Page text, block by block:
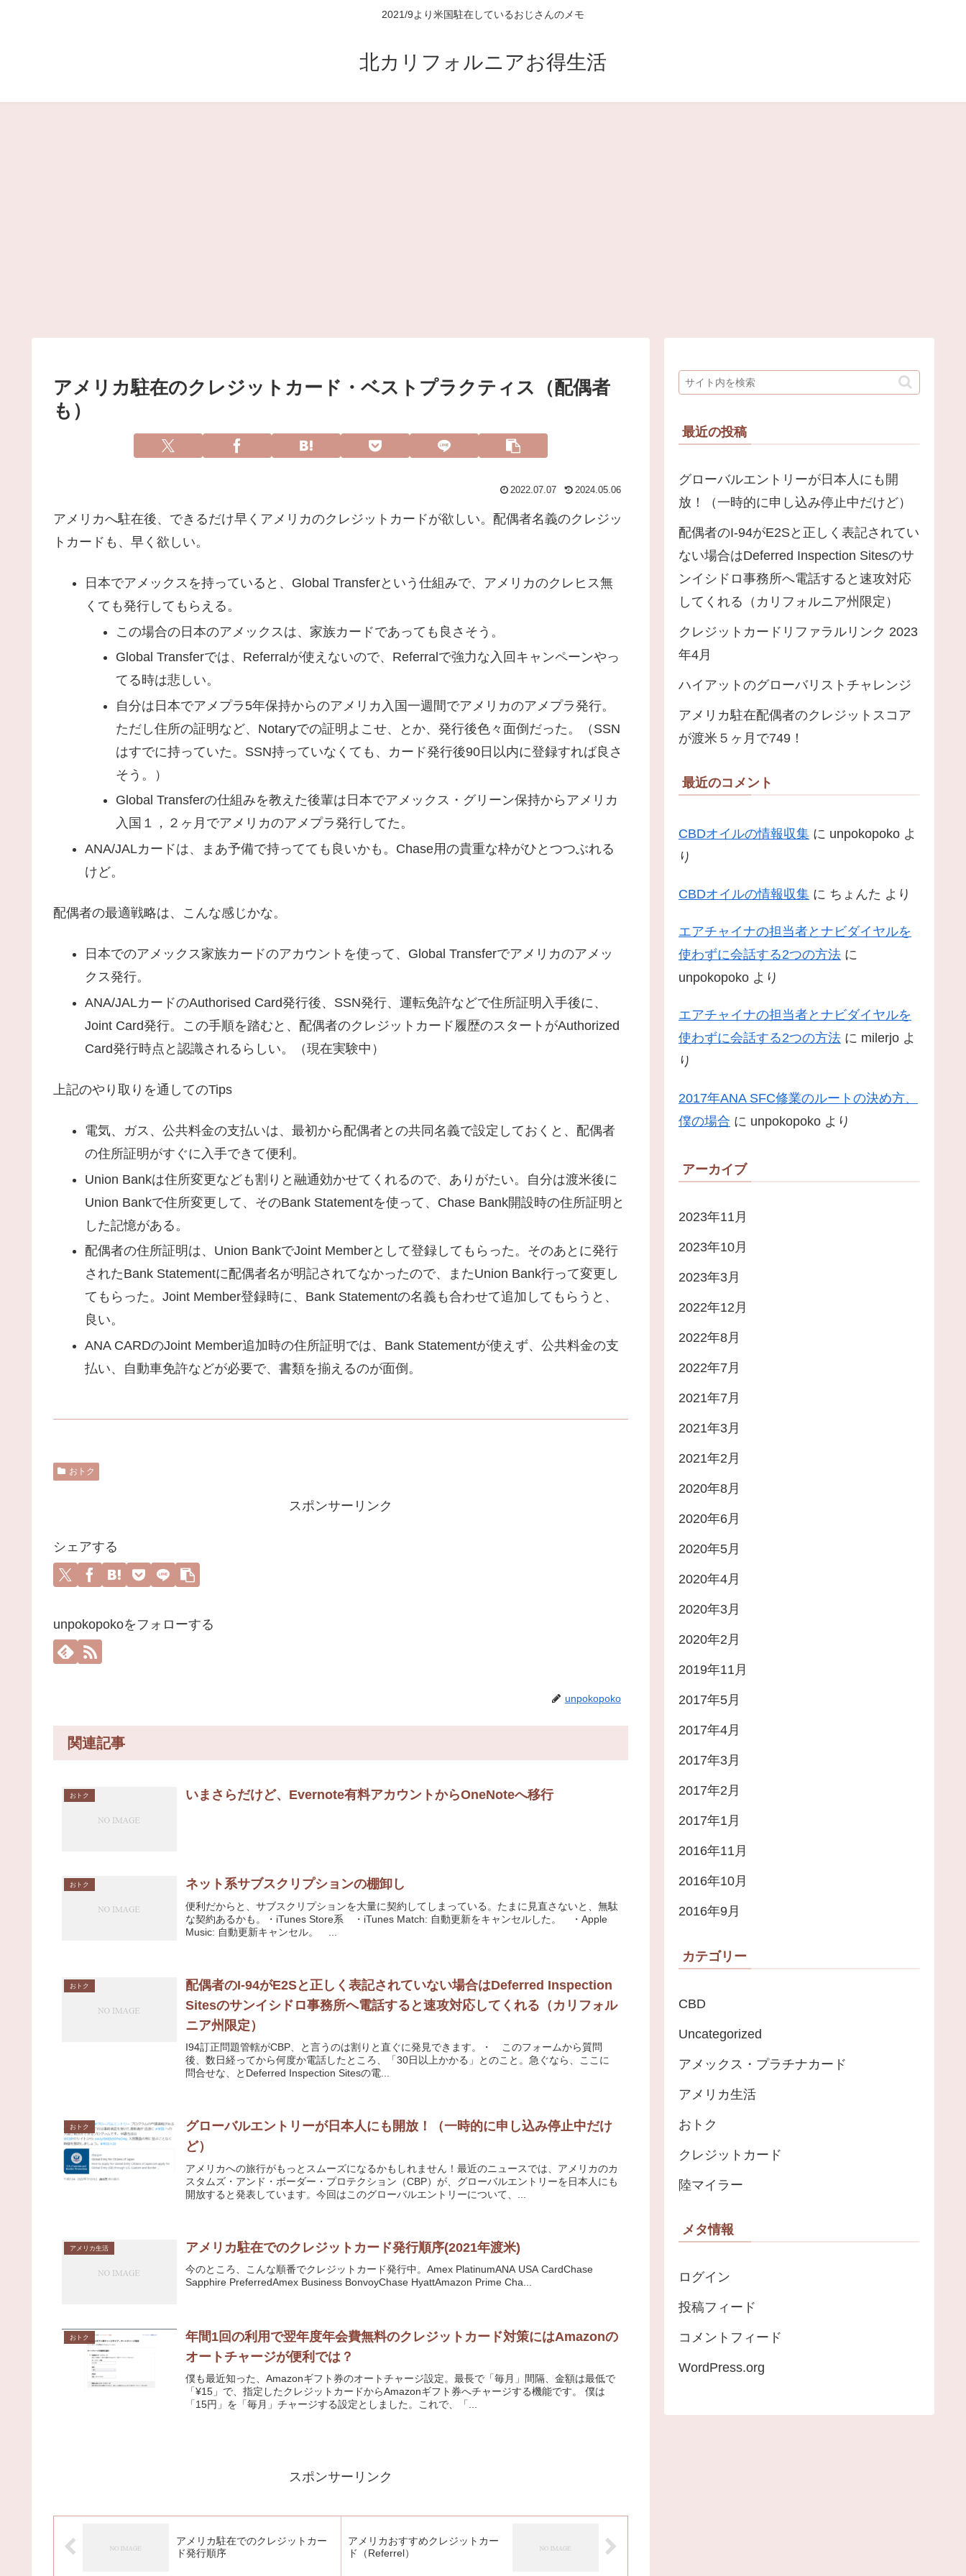
2021/9より米国駐在しているおじさんのメモ
北カリフォルニアお得生活
アメリカ駐在のクレジットカード・ベストプラクティス（配偶者
も）
2022.07.07 2024.05.06
アメリカへ駐在後、できるだけ早くアメリカのクレジットカードが欲しい。配偶者名義のクレジッ
トカードも、早く欲しい。
日本でアメックスを持っていると、Global Transferという仕組みで、アメリカのクレヒス無
くても発行してもらえる。
この場合の日本のアメックスは、家族カードであっても良さそう。
Global Transferでは、Referralが使えないので、Referralで強力な入回キャンペーンやっ
てる時は悲しい。
自分は日本でアメプラ5年保持からのアメリカ入国一週間でアメリカのアメプラ発行。
ただし住所の証明など、Notaryでの証明よこせ、とか、発行後色々面倒だった。（SSN
はすでに持っていた。SSN持っていなくても、カード発行後90日以内に登録すれば良さ
そう。）
Global Transferの仕組みを教えた後輩は日本でアメックス・グリーン保持からアメリカ
入国１，２ヶ月でアメリカのアメプラ発行してた。
ANA/JALカードは、まあ予備で持ってても良いかも。Chase用の貴重な枠がひとつつぶれる
けど。
配偶者の最適戦略は、こんな感じかな。
日本でのアメックス家族カードのアカウントを使って、Global Transferでアメリカのアメッ
クス発行。
ANA/JALカードのAuthorised Card発行後、SSN発行、運転免許などで住所証明入手後に、
Joint Card発行。この手順を踏むと、配偶者のクレジットカード履歴のスタートがAuthorized
Card発行時点と認識されるらしい。（現在実験中）
上記のやり取りを通してのTips
電気、ガス、公共料金の支払いは、最初から配偶者との共同名義で設定しておくと、配偶者
の住所証明がすぐに入手できて便利。
Union Bankは住所変更なども割りと融通効かせてくれるので、ありがたい。自分は渡米後に
Union Bankで住所変更して、そのBank Statementを使って、Chase Bank開設時の住所証明と
した記憶がある。
配偶者の住所証明は、Union BankでJoint Memberとして登録してもらった。そのあとに発行
されたBank Statementに配偶者名が明記されてなかったので、またUnion Bank行って変更し
てもらった。Joint Member登録時に、Bank Statementの名義も合わせて追加してもらうと、
良い。
ANA CARDのJoint Member追加時の住所証明では、Bank Statementが使えず、公共料金の支
払い、自動車免許などが必要で、書類を揃えるのが面倒。
おトク
スポンサーリンク
シェアする
unpokopokoをフォローする
unpokopoko
関連記事
おトク いまさらだけど、Evernote有料アカウントからOneNoteへ移行
おトク ネット系サブスクリプションの棚卸し
便利だからと、サブスクリプションを大量に契約してしまっている。たまに見直さないと、無駄
な契約あるかも。・iTunes Store系 ・iTunes Match: 自動更新をキャンセルした。 ・Apple
Music: 自動更新キャンセル。 ...
おトク
配偶者のI-94がE2Sと正しく表記されていない場合はDeferred Inspection
Sitesのサンイシドロ事務所へ電話すると速攻対応してくれる（カリフォル
ニア州限定）
I94訂正問題管轄がCBP、と言うのは割りと直ぐに発見できます。・ このフォームから質問
後、数日経ってから何度か電話したところ、「30日以上かかる」とのこと。急ぐなら、ここに
問合せな、とDeferred Inspection Sitesの電...
おトク
グローバルエントリーが日本人にも開放！（一時的に申し込み停止中だけ
ど）
アメリカへの旅行がもっとスムーズになるかもしれません！最近のニュースでは、アメリカのカ
スタムズ・アンド・ボーダー・プロテクション（CBP）が、グローバルエントリーを日本人にも
開放すると発表しています。今回はこのグローバルエントリーについて、...
アメリカ生活 アメリカ駐在でのクレジットカード発行順序(2021年渡米)
今のところ、こんな順番でクレジットカード発行中。Amex PlatinumANA USA CardChase
Sapphire PreferredAmex Business BonvoyChase HyattAmazon Prime Cha...
おトク
年間1回の利用で翌年度年会費無料のクレジットカード対策にはAmazonの
オートチャージが便利では？
僕も最近知った、Amazonギフト券のオートチャージ設定。最長で「毎月」間隔、金額は最低で
「¥15」で、指定したクレジットカードからAmazonギフト券へチャージする機能です。 僕は
「15円」を「毎月」チャージする設定としました。これで、「...
スポンサーリンク
アメリカ駐在でのクレジットカー
ド発行順序
アメリカおすすめクレジットカー
ド（Referrel）
最近の投稿
グローバルエントリーが日本人にも開
放！（一時的に申し込み停止中だけど）
配偶者のI-94がE2Sと正しく表記されてい
ない場合はDeferred Inspection Sitesのサ
ンイシドロ事務所へ電話すると速攻対応
してくれる（カリフォルニア州限定）
クレジットカードリファラルリンク 2023
年4月
ハイアットのグローバリストチャレンジ
アメリカ駐在配偶者のクレジットスコア
が渡米５ヶ月で749！
最近のコメント
CBDオイルの情報収集 に unpokopoko よ
り
CBDオイルの情報収集 に ちょんた より
エアチャイナの担当者とナビダイヤルを
使わずに会話する2つの方法 に
unpokopoko より
エアチャイナの担当者とナビダイヤルを
使わずに会話する2つの方法 に milerjo よ
り
2017年ANA SFC修業のルートの決め方、
僕の場合 に unpokopoko より
アーカイブ
2023年11月
2023年10月
2023年3月
2022年12月
2022年8月
2022年7月
2021年7月
2021年3月
2021年2月
2020年8月
2020年6月
2020年5月
2020年4月
2020年3月
2020年2月
2019年11月
2017年5月
2017年4月
2017年3月
2017年2月
2017年1月
2016年11月
2016年10月
2016年9月
カテゴリー
CBD
Uncategorized
アメックス・プラチナカード
アメリカ生活
おトク
クレジットカード
陸マイラー
メタ情報
ログイン
投稿フィード
コメントフィード
WordPress.org